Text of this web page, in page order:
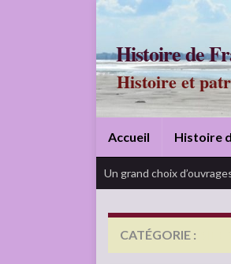
Histoire de
Histoire et
Accueil Histoire
Un grand choix
CATÉGORIE :